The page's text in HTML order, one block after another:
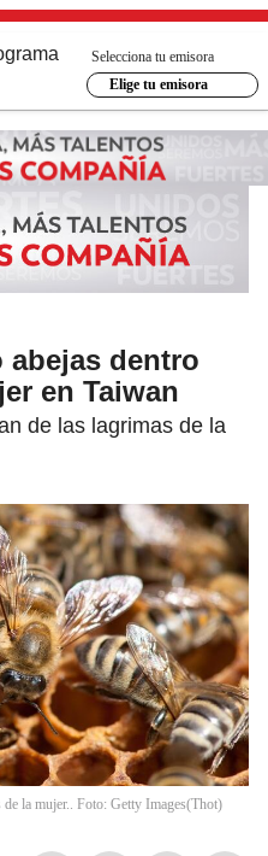
Selecciona tu emisora
Elige tu emisora
abejas dentro
en Taiwan
de las lagrimas de la
la mujer.. Foto: Getty Images(Thot)